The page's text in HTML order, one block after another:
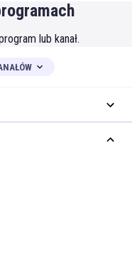
lub kanał.